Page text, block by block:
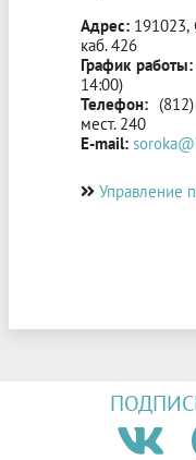
Адрес: 191023,
каб. 426
График
14:00)
Телефон:
мест. 240
E-mail:
Управление